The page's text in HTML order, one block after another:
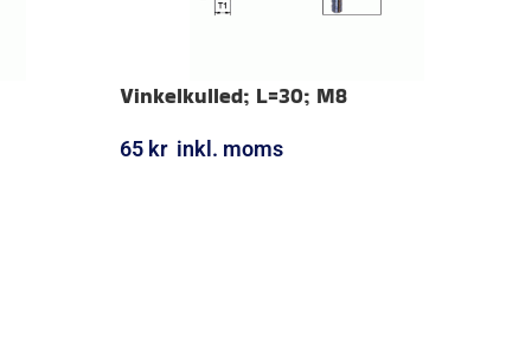
Vinkelkulled; L=30; M8
65 kr inkl. moms